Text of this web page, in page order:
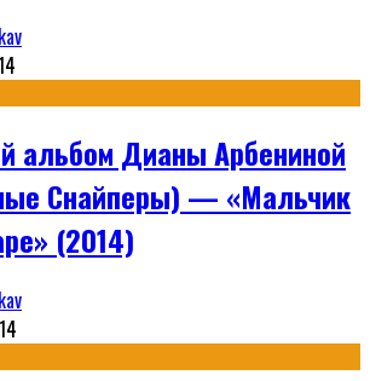
альбом Дианы Арбениной
Снайперы) — «Мальчик
(2014)